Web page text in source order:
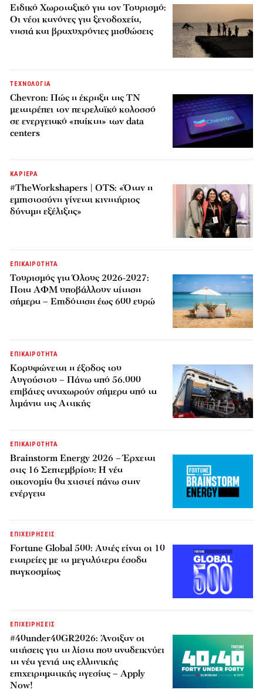
Ειδικό Χωροταξικό για τον Τουρισμό:
Οι νέοι κανόνες για ξενοδοχεία,
νησιά και βραχυχρόνιες μισθώσεις
ΤΕΧΝΟΛΟΓΙΑ
Chevron: Πώς η έκρηξη της ΤΝ
μετατρέπει τον πετρελαϊκό κολοσσό
σε ενεργειακό «παίκτη» των data
centers
ΚΑΡΙΕΡΑ
#TheWorkshapers | OTS: «Όταν η
εμπιστοσύνη γίνεται κινητήριος
δύναμη εξέλιξης»
ΕΠΙΚΑΙΡΟΤΗΤΑ
Τουρισμός για Όλους 2026-2027:
Ποια ΑΦΜ υποβάλλουν αίτηση
σήμερα – Επιδότηση έως 600 ευρώ
ΕΠΙΚΑΙΡΟΤΗΤΑ
Κορυφώνεται η έξοδος του
Αυγούστου – Πάνω από 56.000
επιβάτες αναχωρούν σήμερα από τα
λιμάνια της Αττικής
ΕΠΙΚΑΙΡΟΤΗΤΑ
Brainstorm Energy 2026 – Έρχεται
στις 16 Σεπτεμβρίου: Η νέα
οικονομία θα χτιστεί πάνω στην
ενέργεια
ΕΠΙΧΕΙΡΗΣΕΙΣ
Fortune Global 500: Αυτές είναι οι 10
εταιρείες με τα μεγαλύτερα έσοδα
παγκοσμίως
ΕΠΙΧΕΙΡΗΣΕΙΣ
#40under40GR2026: Άνοιξαν οι
αιτήσεις για τη λίστα που αναδεικνύει
τη νέα γενιά της ελληνικής
επιχειρηματικής ηγεσίας – Apply
Now!